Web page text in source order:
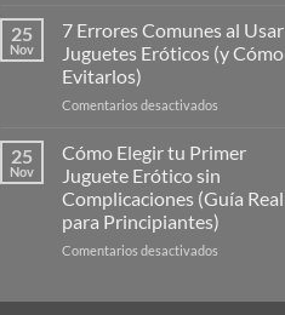
Tipos
de
2025
(Guía
Completa
25
Nov
7 Errores Comunes al Usar
Juguetes Eróticos (y Cómo
Evitarlos)
Comentarios desactivados
Comunes
al
Usar
Juguetes
25
Nov
Cómo Elegir tu Primer
Juguete Erótico sin
Complicaciones (Guía Real
para Principiantes)
Comentarios desactivados